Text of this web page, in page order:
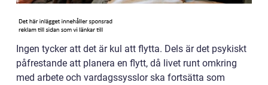
Ingen tycker att det är kul att flytta. Dels är det psykiskt
påfrestande att planera en flytt, då livet runt omkring
med arbete och vardagssysslor ska fortsätta som